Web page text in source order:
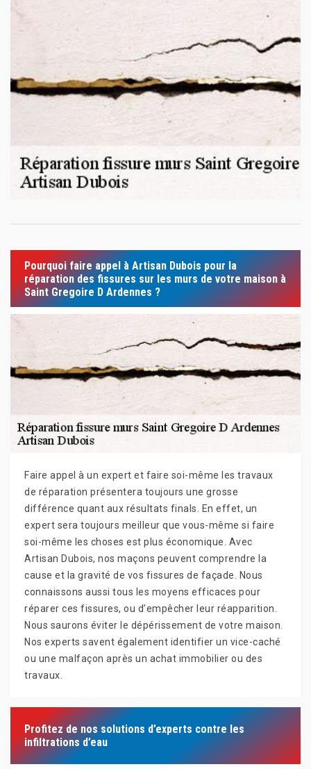
Pourquoi faire appel à Artisan Dubois pour la
réparation des fissures sur les murs de votre maison à
Saint Gregoire D Ardennes ?
Faire appel à un expert et faire soi-même les travaux
de réparation présentera toujours une grosse
différence quant aux résultats finals. En effet, un
expert sera toujours meilleur que vous-même si faire
soi-même les choses est plus économique. Avec
Artisan Dubois, nos maçons peuvent comprendre la
cause et la gravité de vos fissures de façade. Nous
connaissons aussi tous les moyens efficaces pour
réparer ces fissures, ou d’empêcher leur réapparition.
Nous saurons éviter le dépérissement de votre maison.
Nos experts savent également identifier un vice-caché
ou une malfaçon après un achat immobilier ou des
travaux.
Profitez de nos solutions d’experts contre les
infiltrations d’eau